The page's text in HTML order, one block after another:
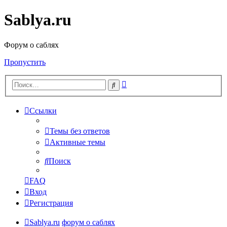
Sablya.ru
Форум о саблях
Пропустить
Поиск
Ссылки
Темы без ответов
Активные темы
Поиск
FAQ
Вход
Регистрация
Sablya.ru форум о саблях